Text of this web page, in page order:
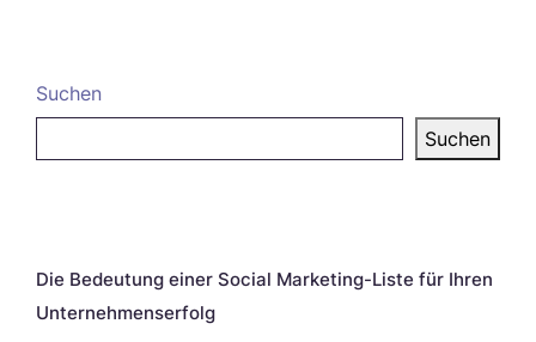
Suchen
Suchen
Die Bedeutung einer Social Marketing-Liste für Ihren
Unternehmenserfolg